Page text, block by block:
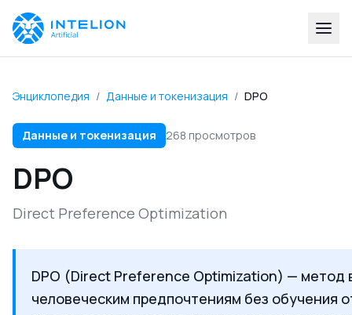
Энциклопедия / Данные и токенизация / DPO
Данные и токенизация 268 просмотров
DPO
Direct Preference Optimization
DPO (Direct Preference Optimization) — метод
человеческим предпочтениям без обучения